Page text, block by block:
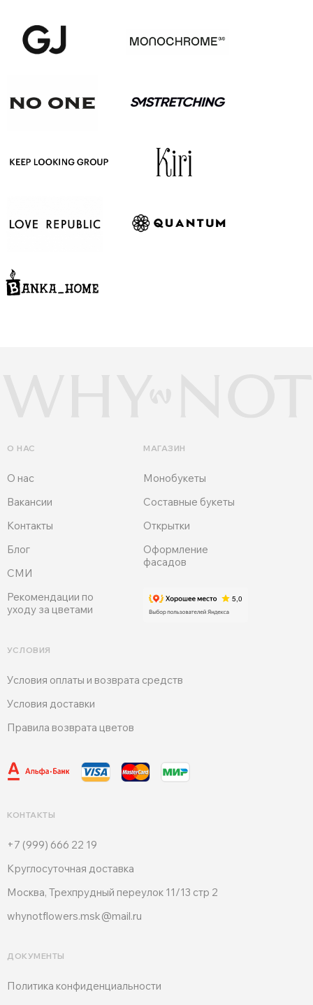
Вакансии
О нас
О НАС
ДОКУМЕНТЫ
УСЛОВИЯ
Блог
СМИ
Рекомендации по
уходу за цветами
Условия оплаты и возврата средств
Условия доставки
Контакты
Правила возврата цветов
Политика конфиденциальности
МАГАЗИН
+7 (999) 666 22 19
КОНТАКТЫ
Круглосуточная доставка
Москва, Трехпрудный переулок 11/13 стр 2
whynotflowers.msk@mail.ru
Оформление
фасадов
Монобукеты
Открытки
Составные букеты